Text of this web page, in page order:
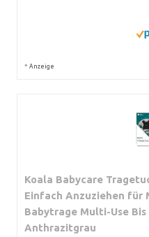
* Anzeige
Koala Babycare
Einfach Anzuziehen für
Babytrage Multi-Use
Anthrazitgrau